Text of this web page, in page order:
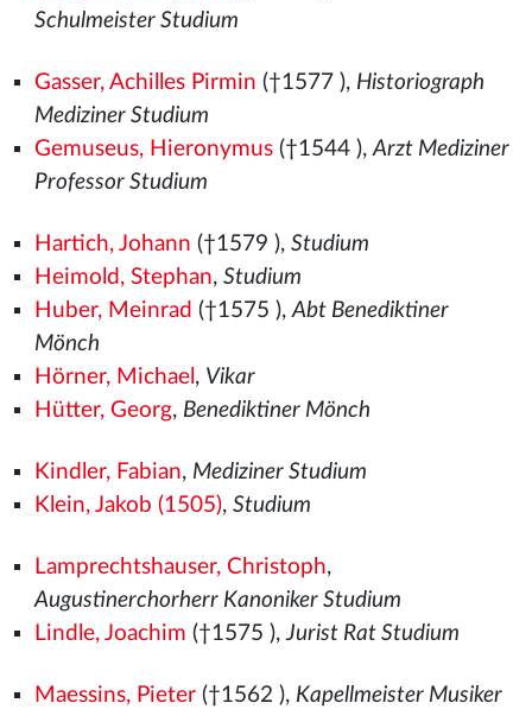
Schulmeister Studium
Gasser, Achilles Pirmin (†1577 ), Historiograph
Mediziner Studium
Gemuseus, Hieronymus(†1544 ),Arzt Mediziner
Professor Studium
Hartich, Johann (†1579 ), Studium
Heimold, Stephan, Studium
Huber, Meinrad (†1575 ),Abt Benediktiner
Mönch
Hörner, Michael , Vikar
Hütter, Georg, Benediktiner Mönch
Kindler, Fabian, Mediziner Studium
Klein, Jakob (1505), Studium
Lamprechtshauser, Christoph,
Augustinerchorherr Kanoniker Studium
Lindle, Joachim (†1575 ),Jurist Rat Studium
Maessins, Pieter(†1562 ), Kapellmeister Musiker